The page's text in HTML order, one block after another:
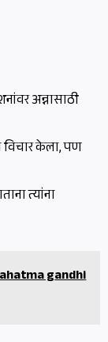
अन्नासाठी
केला, पण
त्यांना
gandhi